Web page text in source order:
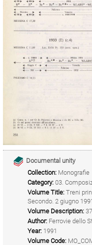
Documental unity
Collection: Monografie
Category: 03.
Volume Title: Treni
Secondo. 2 giugno
Volume Description:
Author: Ferrovie dello
Year: 1991
Volume Code: